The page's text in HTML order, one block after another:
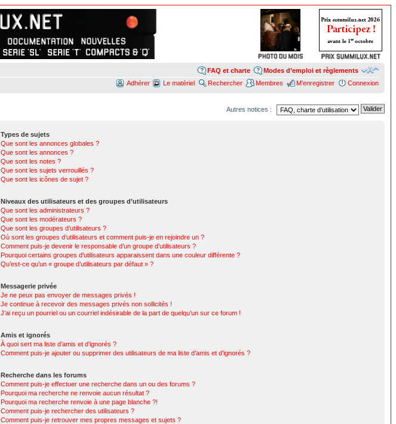
Modes d’emploi et règlements
FAQ et charte
Connexion
M’enregistrer
Membres
Rechercher
Le matériel
Adhérer
Autres notices :
Types de sujets
Que sont les annonces globales ?
Que sont les annonces ?
Que sont les notes ?
Que sont les sujets verrouillés ?
Que sont les icônes de sujet ?
Niveaux des utilisateurs et des groupes d’utilisateurs
Que sont les administrateurs ?
Que sont les modérateurs ?
Que sont les groupes d’utilisateurs ?
Où sont les groupes d’utilisateurs et comment puis-je en rejoindre un ?
Comment puis-je devenir le responsable d’un groupe d’utilisateurs ?
Pourquoi certains groupes d’utilisateurs apparaissent dans une couleur différente ?
Qu’est-ce qu’un « groupe d’utilisateurs par défaut » ?
Messagerie privée
Je ne peux pas envoyer de messages privés !
Je continue à recevoir des messages privés non sollicités !
J’ai reçu un pourriel ou un courriel indésirable de la part de quelqu’un sur ce forum !
Amis et ignorés
À quoi sert ma liste d’amis et d’ignorés ?
Comment puis-je ajouter ou supprimer des utilisateurs de ma liste d’amis et d’ignorés ?
Recherche dans les forums
Comment puis-je effectuer une recherche dans un ou des forums ?
Pourquoi ma recherche ne renvoie aucun résultat ?
Pourquoi ma recherche renvoie à une page blanche ?!
Comment puis-je rechercher des utilisateurs ?
Comment puis-je retrouver mes propres messages et sujets ?